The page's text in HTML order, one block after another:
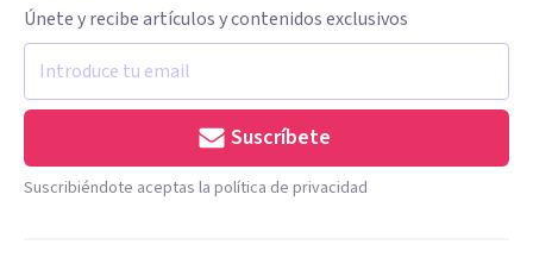
Únete y recibe artículos y contenidos exclusivos
Suscríbete
Suscribiéndote aceptas la política de privacidad